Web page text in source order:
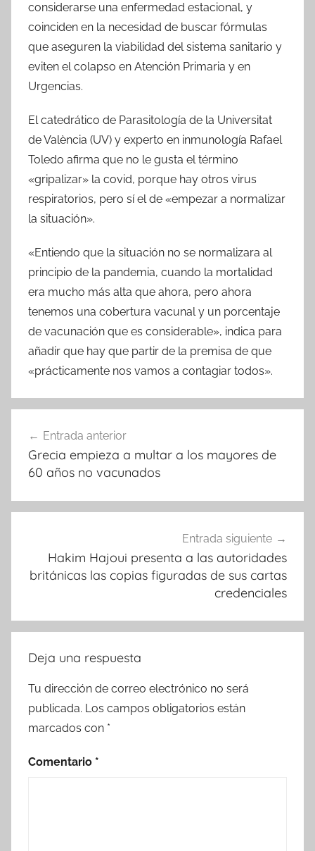
considerarse una enfermedad estacional, y
coinciden en la necesidad de buscar fórmulas
que aseguren la viabilidad del sistema sanitario y
eviten el colapso en Atención Primaria y en
Urgencias.
El catedrático de Parasitología de la Universitat
de València (UV) y experto en inmunología Rafael
Toledo afirma que no le gusta el término
«gripalizar» la covid, porque hay otros virus
respiratorios, pero sí el de «empezar a normalizar
la situación».
«Entiendo que la situación no se normalizara al
principio de la pandemia, cuando la mortalidad
era mucho más alta que ahora, pero ahora
tenemos una cobertura vacunal y un porcentaje
de vacunación que es considerable», indica para
añadir que hay que partir de la premisa de que
«prácticamente nos vamos a contagiar todos».
de
entradas
Entrada anterior
Grecia empieza a multar a los mayores de
60 años no vacunados
Entrada siguiente
Hakim Hajoui presenta a las autoridades
británicas las copias figuradas de sus cartas
credenciales
Deja una respuesta
Tu dirección de correo electrónico no será
publicada. Los campos obligatorios están
marcados con *
Comentario *